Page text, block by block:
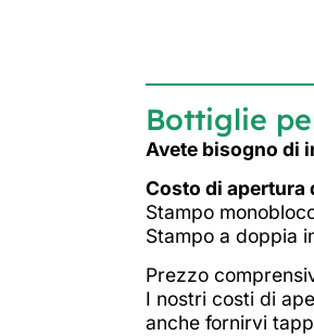
Bottiglie
Avete bisogno di
Costo di apertura
Stampo
Stampo a doppia
Prezzo
I nostri costi di
anche fornirvi